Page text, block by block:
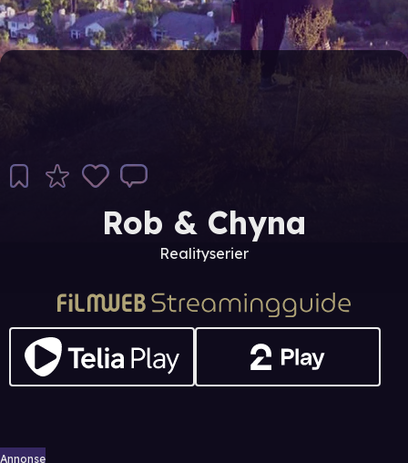
Rob & Chyna
Realityserier
Annonse